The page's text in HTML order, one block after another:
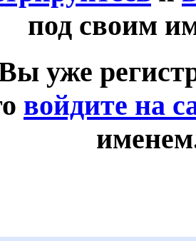
под своим
уже
войдите на